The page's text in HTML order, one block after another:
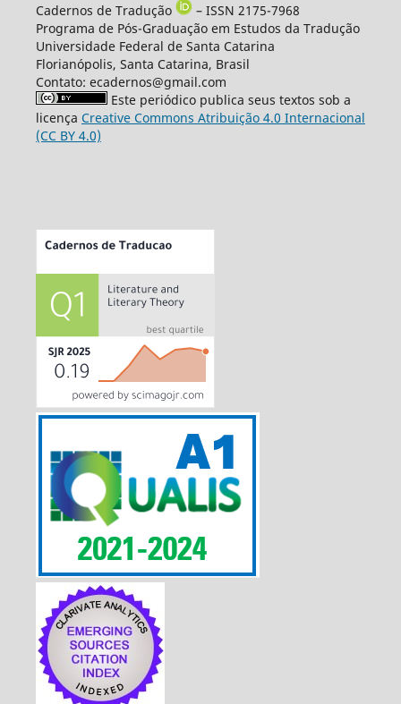
Cadernos de Tradução
– ISSN 2175-7968
Programa de Pós-Graduação em Estudos da Tradução
Universidade Federal de Santa Catarina
Florianópolis, Santa Catarina, Brasil
Contato: ecadernos@gmail.com
Este periódico publica seus textos sob a
licença Creative Commons Atribuição 4.0 Internacional
(CC BY 4.0)